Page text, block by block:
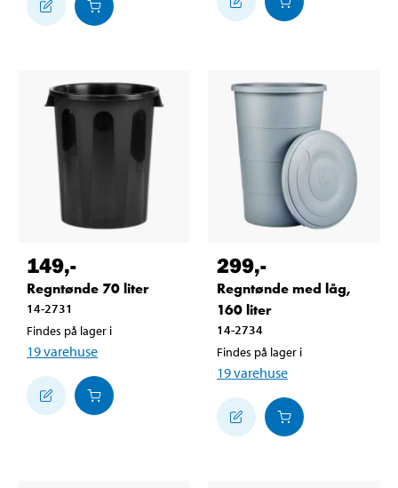
149,-
Regntønde 70 liter
14-2731
Findes på lager i
19varehuse
299,-
Regntønde med låg,
160 liter
14-2734
Findes på lager i
19varehuse